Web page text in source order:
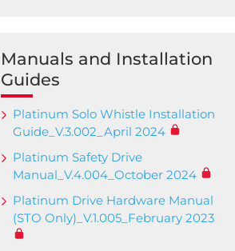
Manuals and Installation
Guides
Platinum Solo Whistle Installation
Guide_V.3.002_April 2024
Platinum Safety Drive
Manual_V.4.004_October 2024
Platinum Drive Hardware Manual
(STO Only)_V.1.005_February 2023